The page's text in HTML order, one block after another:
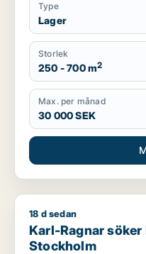
Type
Lager
Storlek
250 - 700 m2
Max. per månad
30 000 SEK
Karl-Ragnar söker lager
18 d sedan
Karl-Ragnar
Stockholm